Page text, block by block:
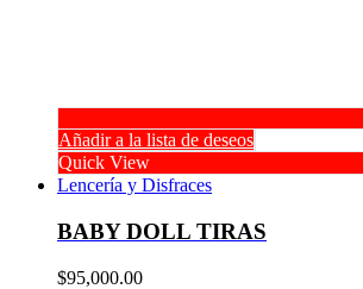
Añadir a la lista de deseos
Quick View
Lencería y Disfraces
BABY DOLL TIRAS
$95,000.00